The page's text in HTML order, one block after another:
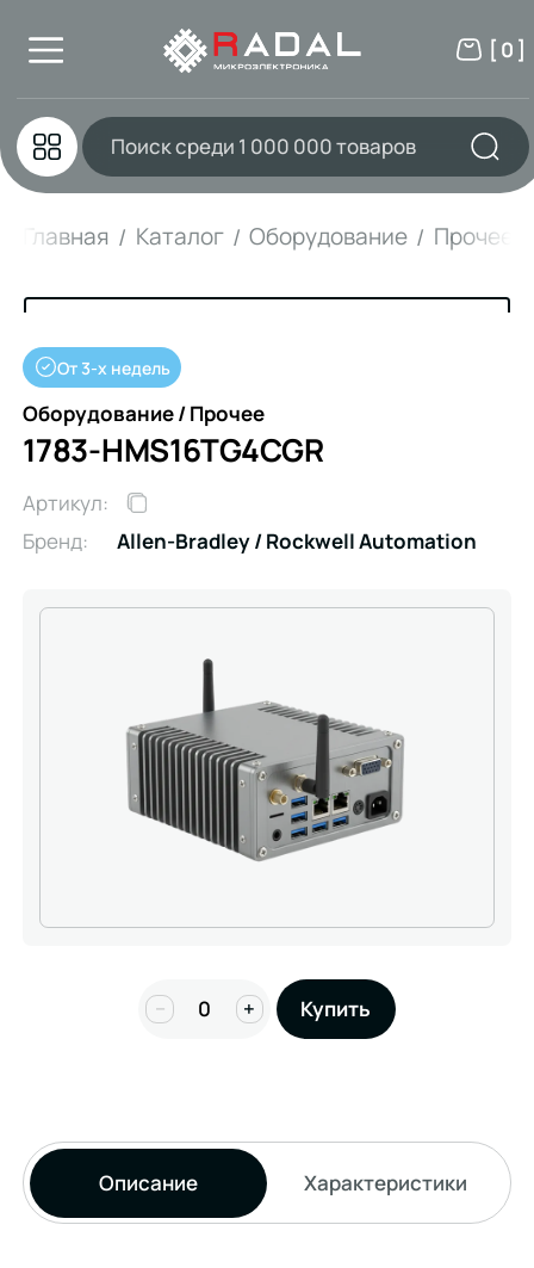
[ 0 ]
Главная Каталог Оборудование Прочее
От 3-х недель
Оборудование / Прочее
1783-HMS16TG4CGR
Артикул:
Бренд:
Allen-Bradley / Rockwell Automation
− + Купить
Описание Характеристики